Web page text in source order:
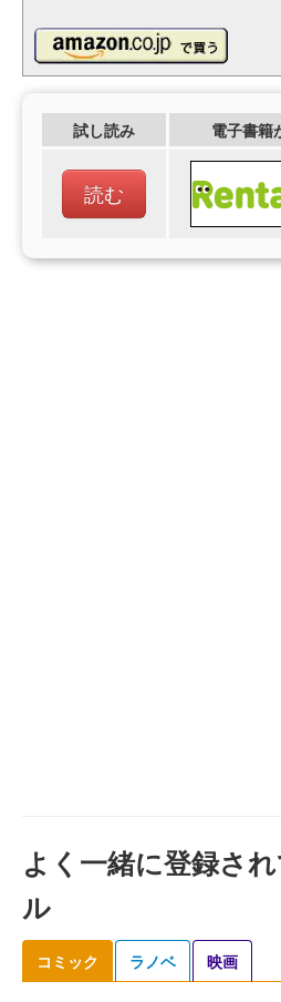
試し読み 電子書籍
読む
よく一緒に登録さ
ル
コミック ラノベ 映画